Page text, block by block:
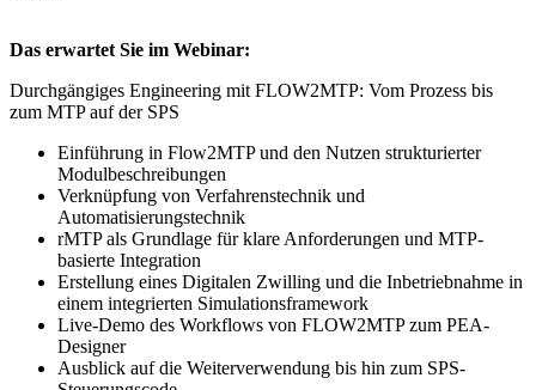
Das erwartet Sie im Webinar:
Durchgängiges Engineering mit FLOW2MTP: Vom Prozess bis
zum MTP auf der SPS
Einführung in Flow2MTP und den Nutzen strukturierter
Modulbeschreibungen
Verknüpfung von Verfahrenstechnik und
Automatisierungstechnik
rMTP als Grundlage für klare Anforderungen und MTP-
basierte Integration
Erstellung eines Digitalen Zwilling und die Inbetriebnahme in
einem integrierten Simulationsframework
Live-Demo des Workflows von FLOW2MTP zum PEA-
Designer
Ausblick auf die Weiterverwendung bis hin zum SPS-